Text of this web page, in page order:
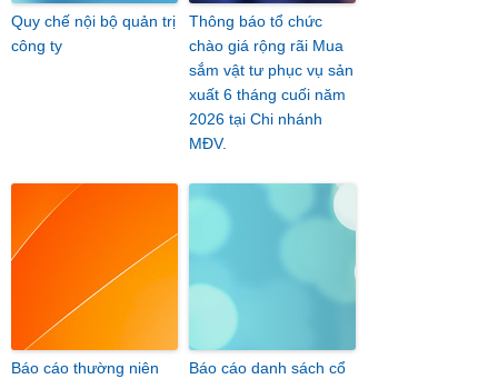
Quy chế nội bộ quản trị
công ty
Thông báo tổ chức
chào giá rộng rãi Mua
sắm vật tư phục vụ sản
xuất 6 tháng cuối năm
2026 tại Chi nhánh
MĐV.
Báo cáo thường niên
Báo cáo danh sách cổ